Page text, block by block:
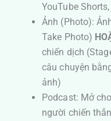
YouTube
Ảnh (Photo):
Take Photo)
chiến dịch
câu chuyện
ảnh)
Podcast: Mở
người chiến